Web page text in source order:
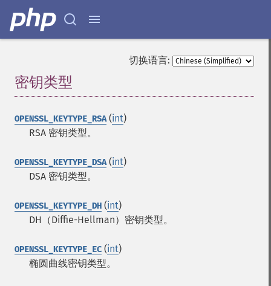
切换语言:
密钥类型
OPENSSL_KEYTYPE_RSA(int)
RSA 密钥类型。
OPENSSL_KEYTYPE_DSA(int)
DSA 密钥类型。
OPENSSL_KEYTYPE_DH (int)
DH（Diffie-Hellman）密钥类型。
OPENSSL_KEYTYPE_EC (int)
椭圆曲线密钥类型。